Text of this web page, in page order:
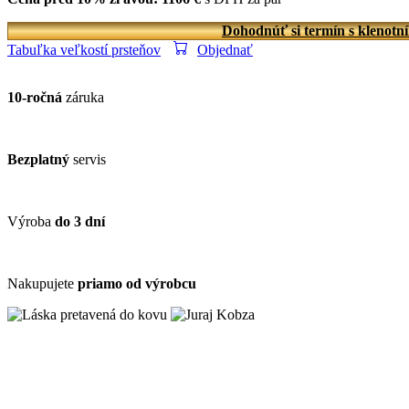
Dohodnúť si termín s
Tabuľka veľkostí prsteňov
Objednať
10-ročná záruka
Bezplatný servis
Výroba do 3 dní
Nakupujete priamo od výrobcu